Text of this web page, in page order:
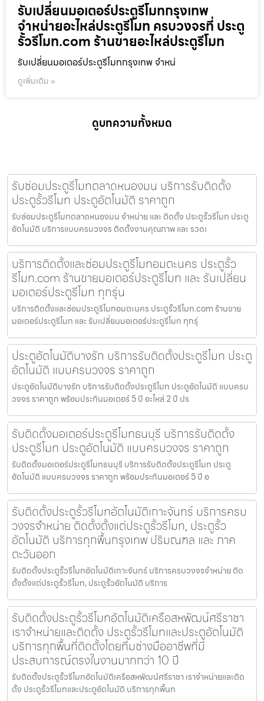
รับเปลี่ยนมอเตอร์ประตูรีโมทกรุงเทพ
จำหน่ายอะไหล่ประตูรีโมท ครบวงจรที่ ประตู
รั้วรีโมท.com ร้านขายอะไหล่ประตูรีโมท
รับเปลี่ยนมอเตอร์ประตูรีโมทกรุงเทพ จำหน่
ดูเพิ่มเติม »
ดูบทความทั้งหมด
รับซ่อมประตูรีโมทตลาดหนองมน บริการรับติดตั้ง
ประตูรั้วรีโมท ประตูอัตโนมัติ ราคาถูก
รับซ่อมประตูรีโมทตลาดหนองมน จำหน่าย และ ติดตั้ง ประตูรั้วรีโมท ประตู
อัตโนมัติ บริการแบบครบวงจร ติดตั้งงานคุณภาพ และ รวดเ
บริการติดตั้งและซ่อมประตูรีโมทอมตะนคร ประตูรั้ว
รีโมท.com ร้านขายมอเตอร์ประตูรีโมท และ รับเปลี่ยน
มอเตอร์ประตูรีโมท ทุกรุ่น
บริการติดตั้งและซ่อมประตูรีโมทอมตะนคร ประตูรั้วรีโมท.com ร้านขาย
มอเตอร์ประตูรีโมท และ รับเปลี่ยนมอเตอร์ประตูรีโมท ทุกรุ่
ประตูอัตโนมัติบางรัก บริการรับติดตั้งประตูรีโมท ประตู
อัตโนมัติ แบบครบวงจร ราคาถูก
ประตูอัตโนมัติบางรัก บริการรับติดตั้งประตูรีโมท ประตูอัตโนมัติ แบบครบ
วงจร ราคาถูก พร้อมประกันมอเตอร์ 5 ปี อะไหล่ 2 ปี ปร
รับติดตั้งมอเตอร์ประตูรีโมทธนบุรี บริการรับติดตั้ง
ประตูรีโมท ประตูอัตโนมัติ แบบครบวงจร ราคาถูก
รับติดตั้งมอเตอร์ประตูรีโมทธนบุรี บริการรับติดตั้งประตูรีโมท ประตู
อัตโนมัติ แบบครบวงจร ราคาถูก พร้อมประกันมอเตอร์ 5 ปี อ
รับติดตั้งประตูรั้วรีโมทอัตโนมัติเกาะจันทร์ บริการครบ
วงจรจำหน่าย ติดตั้งตั้งแต่ประตูรั้วรีโมท, ประตูรั้ว
อัตโนมัติ บริการทุกพื้นกรุงเทพ ปริมณฑล และ ภาค
ตะวันออก
รับติดตั้งประตูรั้วรีโมทอัตโนมัติเกาะจันทร์ บริการครบวงจรจำหน่าย ติด
ตั้งตั้งแต่ประตูรั้วรีโมท, ประตูรั้วอัตโนมัติ บริการ
รับติดตั้งประตูรั้วรีโมทอัตโนมัติเครือสหพัฒน์ศรีราชา
เราจำหน่ายและติดตั้ง ประตูรั้วรีโมทและประตูอัตโนมัติ
บริการทุกพื้นที่ติดตั้งโดยทีมช่างมืออาชีพที่มี
ประสบการณ์ตรงในงานมากกว่า 10 ปี
รับติดตั้งประตูรั้วรีโมทอัตโนมัติเครือสหพัฒน์ศรีราชา เราจำหน่ายและติด
ตั้ง ประตูรั้วรีโมทและประตูอัตโนมัติ บริการทุกพื้นท